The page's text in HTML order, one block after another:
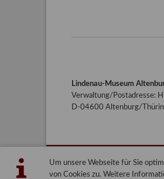
Um unsere Webseite für Sie
von Cookies zu. Weitere
Lindenau-Museum
Verwaltung/Postadresse:
D-04600 Altenburg/
Lindenau-Museum